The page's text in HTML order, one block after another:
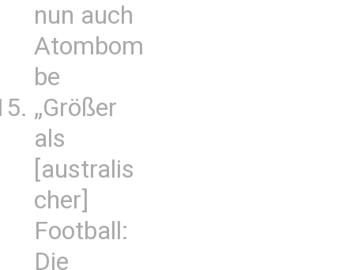
nun auch
Atombom
be
„Größer
als
[australis
cher]
Football:
Die